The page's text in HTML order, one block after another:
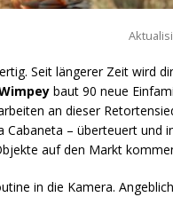
Seit län­ge­rer Zeit wird
baut 90 neue
an die­ser
Caba­ne­ta – über­teu­ert und
auf den Markt
in die Kame­ra.